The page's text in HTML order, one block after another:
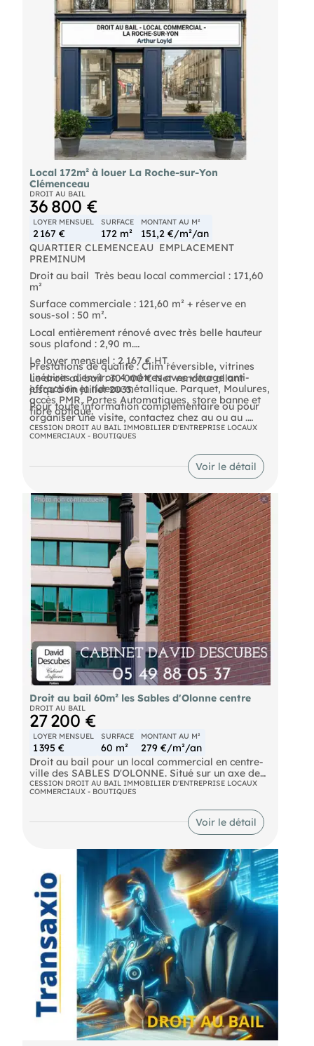
Local 172m² à louer La Roche-sur-Yon
Clémenceau
DROIT AU BAIL
36 800 €
LOYER MENSUEL
2 167 €
SURFACE
172 m²
MONTANT AU M²
151,2 €/m²/an
QUARTIER CLEMENCEAU  EMPLACEMENT
PREMINUM
Droit au bail  Très beau local commercial : 171,60
m²
Surface commerciale : 121,60 m² + réserve en
sous-sol : 50 m².
Local entièrement rénové avec très belle hauteur
sous plafond : 2,90 m.
Prestations de qualité : Clim réversible, vitrines
linéaires d'environ 4 mètres avec vitrage anti-
effraction et rideau métallique. Parquet, Moulures,
accès PMR, Portes Automatiques, store banne et
fibre optique.
Le loyer mensuel : 2 167 € HT.
Le droit au bail : 30 000 € Net vendeur allant
jusqu'à fin juillet 2033.
Pour toute information complémentaire ou pour
organiser une visite, contactez chez au ou au .
Les informations sur les risques auxquels ce bien
est exposé sont disponibles sur le site Géorisques :
CESSION DROIT AU BAIL IMMOBILIER D'ENTREPRISE LOCAUX
COMMERCIAUX - BOUTIQUES
Voir le détail
Droit au bail 60m² les Sables d'Olonne centre
DROIT AU BAIL
27 200 €
LOYER MENSUEL
1 395 €
SURFACE
60 m²
MONTANT AU M²
279 €/m²/an
Droit au bail pour un local commercial en centre-
ville des SABLES D'OLONNE. Situé sur un axe de
passage très fréquenté avec parking à proximité.
Surface de 60m² + dépendances. Etat neuf. Local
climatisé. Beau visuel. Loyer : 1 395€ HT/mois.
Conviendrait pour commerces, agence, bureaux….
Prix du DROIT AU BAIL : 27 200 € HAI.
CESSION DROIT AU BAIL IMMOBILIER D'ENTREPRISE LOCAUX
COMMERCIAUX - BOUTIQUES
Voir le détail